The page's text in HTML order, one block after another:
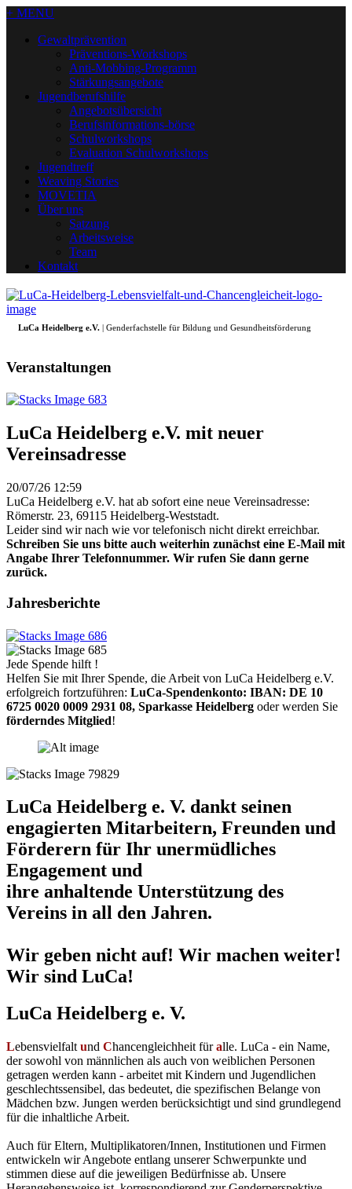
+ MENU
Gewaltprävention
Präventions-Workshops
Anti-Mobbing-Programm
Stärkungsangebote
Jugendberufshilfe
Angebotsübersicht
Berufsinformations-börse
Schulworkshops
Evaluation Schulworkshops
Jugendtreff
Weaving Stories
MOVETIA
Über uns
Satzung
Arbeitsweise
Team
Kontakt
LuCa Heidelberg e.V. | Genderfachstelle für Bildung und Gesundheitsförderung
Veranstaltungen
LuCa Heidelberg e.V. mit neuer
Vereinsadresse
20/07/26 12:59
LuCa Heidelberg e.V. hat ab sofort eine neue Vereinsadresse:
Römerstr. 23, 69115 Heidelberg-Weststadt.
Leider sind wir nach wie vor telefonisch nicht direkt erreichbar.
Schreiben Sie uns bitte auch weiterhin zunächst eine E-Mail mit
Angabe Ihrer Telefonnummer. Wir rufen Sie dann gerne
zurück.
Jahresberichte
Jede Spende hilft !
Helfen Sie mit Ihrer Spende, die Arbeit von LuCa Heidelberg e.V.
erfolgreich fortzuführen: LuCa-Spendenkonto: IBAN: DE 10
6725 0020 0009 2931 08, Sparkasse Heidelberg oder werden Sie
förderndes Mitglied!
LuCa Heidelberg e. V. dankt seinen
engagierten Mitarbeitern, Freunden und
Förderern für Ihr unermüdliches
Engagement und
ihre anhaltende Unterstützung des
Vereins in all den Jahren.
Wir geben nicht auf! Wir machen weiter!
Wir sind LuCa!
LuCa Heidelberg e. V.
Lebensvielfalt und Chancengleichheit füralle. LuCa - ein Name,
der sowohl von männlichen als auch von weiblichen Personen
getragen werden kann - arbeitet mit Kindern und Jugendlichen
geschlechtssensibel, das bedeutet, die spezifischen Belange von
Mädchen bzw. Jungen werden berücksichtigt und sind grundlegend
für die inhaltliche Arbeit.
Auch für Eltern, Multiplikatoren/Innen, Institutionen und Firmen
entwickeln wir Angebote entlang unserer Schwerpunkte und
stimmen diese auf die jeweiligen Bedürfnisse ab. Unsere